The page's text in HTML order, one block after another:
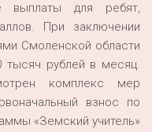
выплаты для ребят,
При заключении
Смоленской области
тысяч рублей в месяц.
комплекс мер
взнос по
«Земский учитель»